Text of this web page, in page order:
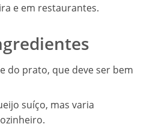
e em restaurantes.
do prato, que deve ser bem
suíço, mas varia